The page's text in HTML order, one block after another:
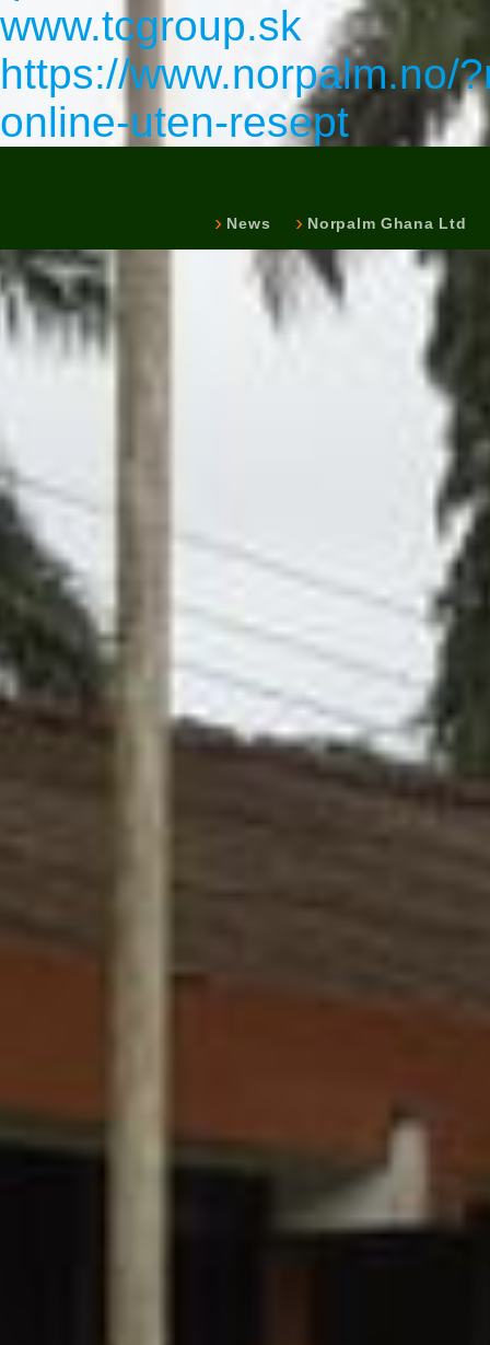
www.tcgroup.sk
https://www.norpalm.no/
online-uten-resept
News Norpalm Ghana Ltd